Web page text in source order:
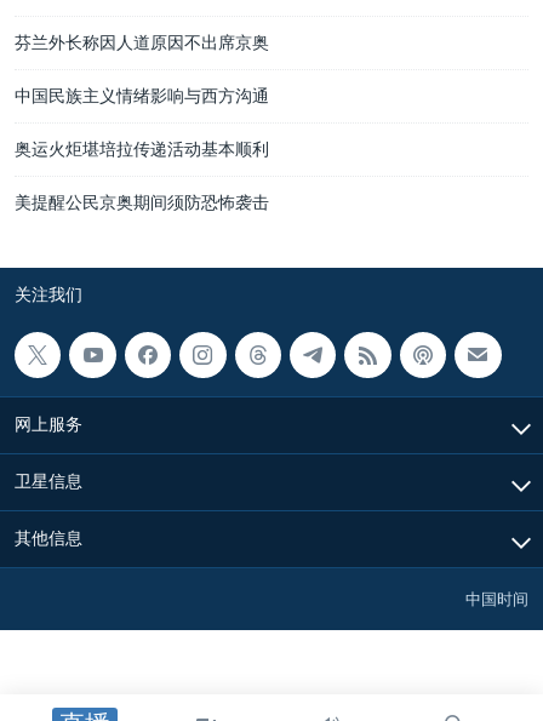
芬兰外长称因人道原因不出席京奥
中国民族主义情绪影响与西方沟通
奥运火炬堪培拉传递活动基本顺利
美提醒公民京奥期间须防恐怖袭击
关注我们
网上服务
卫星信息
其他信息
中国时间